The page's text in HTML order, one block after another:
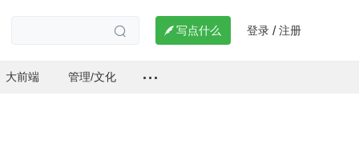
  写点什么 登录 / 注册
大前端 管理/文化